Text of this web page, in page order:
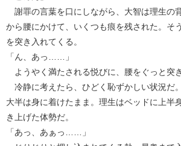
謝罪の言葉を口にしながら、大智は理生の
から腰にかけて、いくつも痕を残された。そ
を突き入れてくる。
「ん、あっ……」
ようやく満たされる悦びに、腰をぐっと突き
冷静に考えたら、ひどく恥ずかしい状況だ
大半は身に着けたまま。理生はベッドに上半
き上げた体勢だ。
「あっ、あぁっ……」